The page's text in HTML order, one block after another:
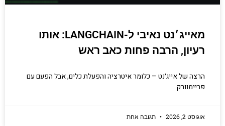
מאייג׳נט נאיבי ל-LANGCHAIN: אותו
רעיון, הרבה פחות כאב ראש
הרצה של אייג׳נט – כלומר איטרציה והפעלת כלים, אבל הפעם עם
פריימוורק
אוגוסט 2, 2026 תגובה אחת